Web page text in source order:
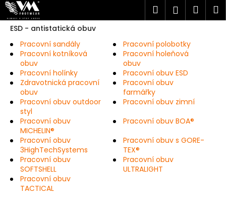
Přejít
obsah
Hledat
ESD - antistatická obuv
Pracovní sandály
Pracovní polobotky
Pracovní kotníková
obuv
Pracovní holeňová
obuv
Pracovní holínky
Pracovní obuv ESD
Zdravotnická pracovní
obuv
Pracovní obuv
farmářky
Pracovní obuv outdoor
styl
Pracovní obuv zimní
Pracovní obuv
MICHELIN®
Pracovní obuv BOA®
Pracovní obuv
3HighTechSystems
Pracovní obuv s GORE-
TEX®
Pracovní obuv
SOFTSHELL
Pracovní obuv
ULTRALIGHT
Pracovní obuv
TACTICAL
K
o Zpět
Zpět
C
o
p
t
ř
b
u
j